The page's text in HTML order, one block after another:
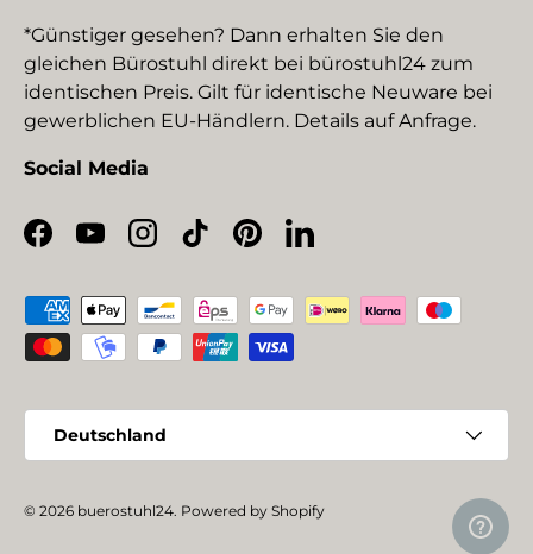
*Günstiger gesehen? Dann erhalten Sie den
gleichen Bürostuhl direkt bei bürostuhl24 zum
identischen Preis. Gilt für identische Neuware bei
gewerblichen EU-Händlern. Details auf Anfrage.
Social Media
Facebook
YouTubeInstagram
TikTokPinterestLinkedIn
Zahlungsmethoden
Deutschland
© 2026 buerostuhl24. Powered by Shopify